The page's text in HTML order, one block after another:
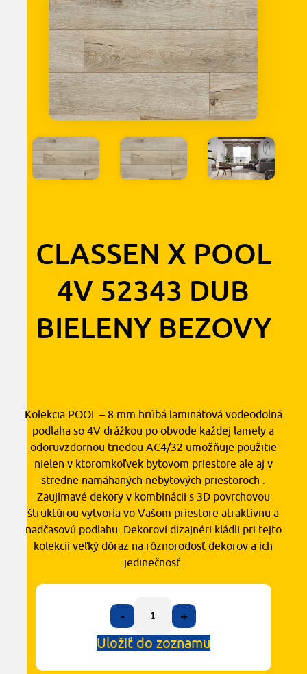
CLASSEN X POOL
4V 52343 DUB
BIELENY BEZOVY
Kolekcia POOL – 8 mm hrúbá laminátová vodeodolná
podlaha so 4V drážkou po obvode každej lamely a
odoruvzdornou triedou AC4/32 umožňuje použitie
nielen v ktoromkoľvek bytovom priestore ale aj v
stredne namáhaných nebytových priestoroch .
Zaujímavé dekory v kombinácii s 3D povrchovou
štruktúrou vytvoria vo Vašom priestore atraktívnu a
nadčasovú podlahu. Dekoroví dizajnéri kládli pri tejto
kolekcii veľký dôraz na rôznorodosť dekorov a ich
jedinečnosť.
-
+
Uložiť do zoznamu